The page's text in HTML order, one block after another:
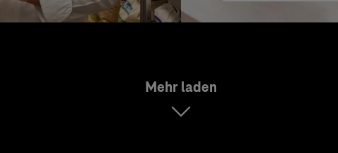
Mehr laden